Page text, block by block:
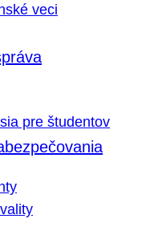
veci
pre študentov